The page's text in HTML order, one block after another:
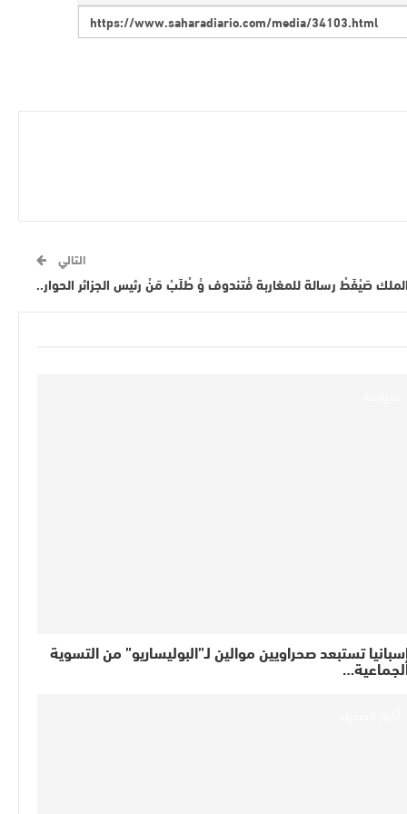
التالي
صَيْفَطْ رسالة للمغاربة فْتندوف وُ طْلَبْ مَنْ رئيس الجزائر الحوار..
تستبعد صحراويين موالين لـ”البوليساريو” من التسوية